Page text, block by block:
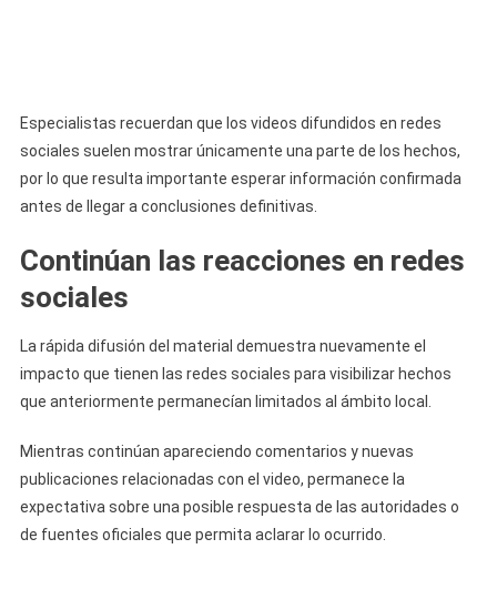
Especialistas recuerdan que los videos difundidos en redes
sociales suelen mostrar únicamente una parte de los hechos,
por lo que resulta importante esperar información confirmada
antes de llegar a conclusiones definitivas.
Continúan las reacciones en redes
sociales
La rápida difusión del material demuestra nuevamente el
impacto que tienen las redes sociales para visibilizar hechos
que anteriormente permanecían limitados al ámbito local.
Mientras continúan apareciendo comentarios y nuevas
publicaciones relacionadas con el video, permanece la
expectativa sobre una posible respuesta de las autoridades o
de fuentes oficiales que permita aclarar lo ocurrido.